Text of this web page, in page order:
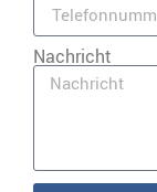
Nachricht